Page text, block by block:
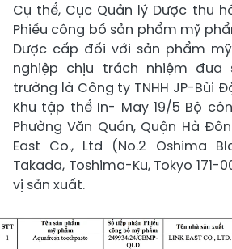
Cụ thể, Cục Quản lý Dược thu
Phiếu công bố sản phẩm mỹ
Dược cấp đối với sản phẩm
nghiệp chịu trách nhiệm
trường là Công ty TNHH JP-Bùi
Khu tập thể In- May 19/5 Bộ
Phường Văn Quán, Quận Hà
East Co., Ltd (No.2 Oshima
Takada, Toshima-Ku, Tokyo 171-
vị sản xuất.